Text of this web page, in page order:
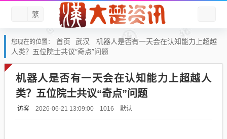
繁
您现在的位置： 首页 武汉
机器人是否有一天会在认知能力上超越
人类？五位院士共议“奇点”问题
机器人是否有一天会在认知能力上超越人
类？五位院士共议“奇点”问题
访客 2026-06-21 13:09:00 1016 默认